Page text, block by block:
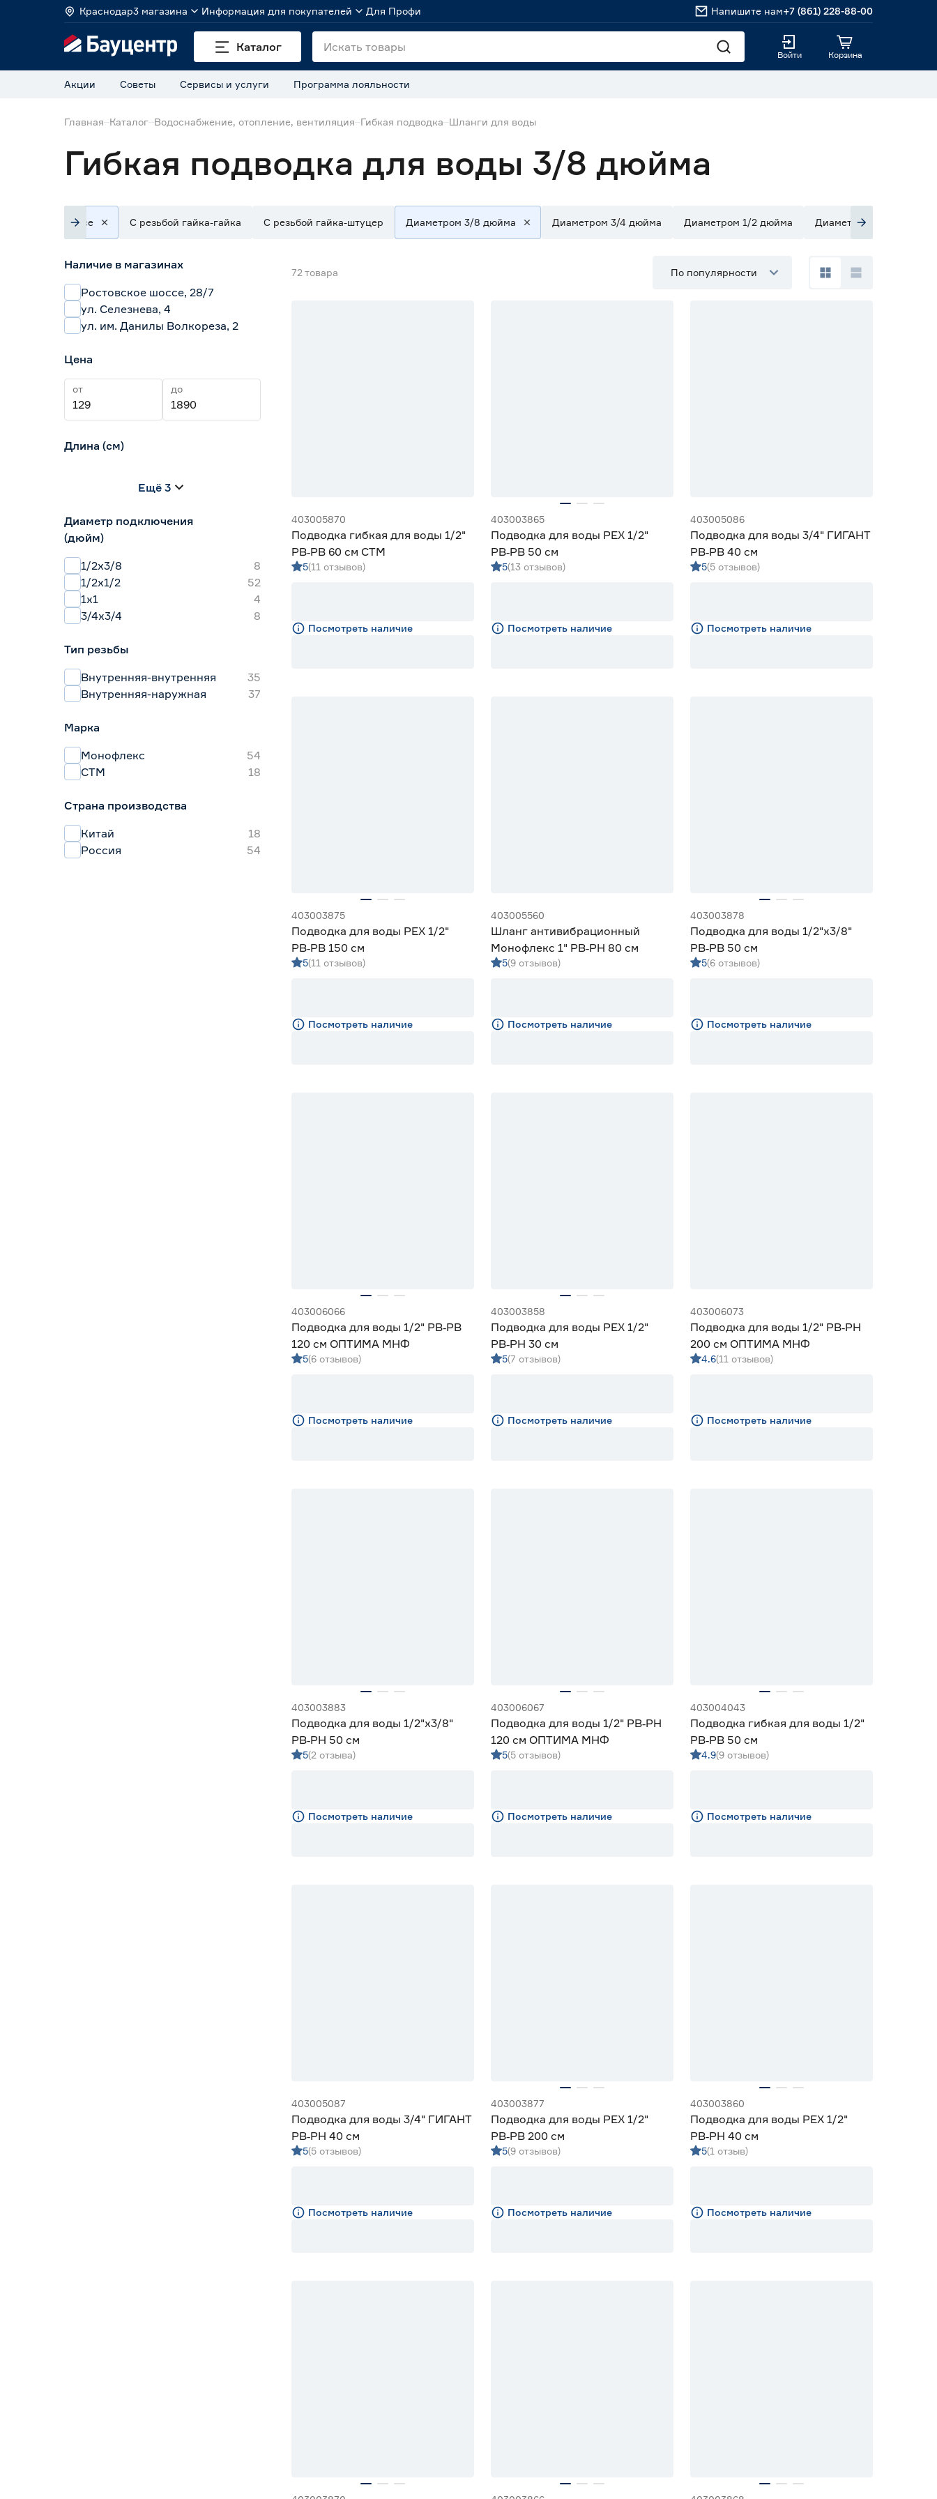
Краснодар3 магазина Информация для покупателей Для Профи Напишите нам+7 (861) 228-88-00
Каталог
Войти Корзина
Акции Советы Сервисы и услуги Программа лояльности
Главная Каталог Водоснабжение, отопление, вентиляция Гибкая подводка Шланги для воды
Гибкая подводка для воды 3/8 дюйма
Все С резьбой гайка-гайка С резьбой гайка-штуцер Диаметром 3/8 дюйма Диаметром 3/4 дюйма Диаметром 1/2 дюйма Диаметром 1 дюйм
Наличие в магазинах
Ростовское шоссе, 28/7
ул. Селезнева, 4
ул. им. Данилы Волкореза, 2
Цена
от до
Длина (см)
60 80
Ещё 3
Диаметр подключения
(дюйм)
1/2x3/8
8
1/2х1/2
52
1х1
4
3/4x3/4
8
Тип резьбы
Внутренняя-внутренняя
35
Внутренняя-наружная
37
Марка
Монофлекс
54
СТМ
18
Страна производства
Китай
18
Россия
54
72 товара По популярности
403005870
Подводка гибкая для воды 1/2"
РВ‑РВ 60 см СТМ
5(11 отзывов)
Посмотреть наличие
403003865
Подводка для воды PEX 1/2"
РВ‑РВ 50 см
5(13 отзывов)
Посмотреть наличие
403005086
Подводка для воды 3/4" ГИГАНТ
РВ‑РВ 40 см
5(5 отзывов)
Посмотреть наличие
403003875
Подводка для воды PEX 1/2"
РВ‑РВ 150 см
5(11 отзывов)
Посмотреть наличие
403005560
Шланг антивибрационный
Монофлекс 1" РВ‑РН 80 см
5(9 отзывов)
Посмотреть наличие
403003878
Подводка для воды 1/2"х3/8"
РВ‑РВ 50 см
5(6 отзывов)
Посмотреть наличие
403006066
Подводка для воды 1/2" РВ‑РВ
120 см ОПТИМА МНФ
5(6 отзывов)
Посмотреть наличие
403003858
Подводка для воды PEX 1/2"
РВ‑РН 30 см
5(7 отзывов)
Посмотреть наличие
403006073
Подводка для воды 1/2" РВ‑РН
200 см ОПТИМА МНФ
4.6(11 отзывов)
Посмотреть наличие
403003883
Подводка для воды 1/2"х3/8"
РВ‑РН 50 см
5(2 отзыва)
Посмотреть наличие
403006067
Подводка для воды 1/2" РВ‑РН
120 см ОПТИМА МНФ
5(5 отзывов)
Посмотреть наличие
403004043
Подводка гибкая для воды 1/2"
РВ‑РВ 50 см
4.9(9 отзывов)
Посмотреть наличие
403005087
Подводка для воды 3/4" ГИГАНТ
РВ‑РН 40 см
5(5 отзывов)
Посмотреть наличие
403003877
Подводка для воды PEX 1/2"
РВ‑РВ 200 см
5(9 отзывов)
Посмотреть наличие
403003860
Подводка для воды PEX 1/2"
РВ‑РН 40 см
5(1 отзыв)
Посмотреть наличие